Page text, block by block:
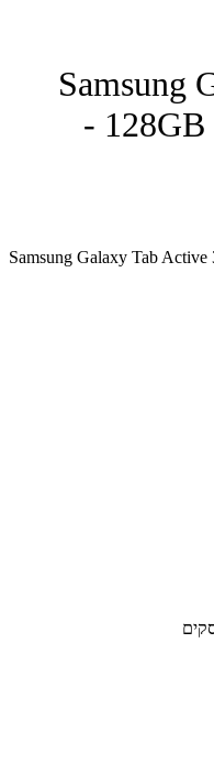
128GB 8" Wi-Fi SM-T570 -
Samsung Galaxy Tab